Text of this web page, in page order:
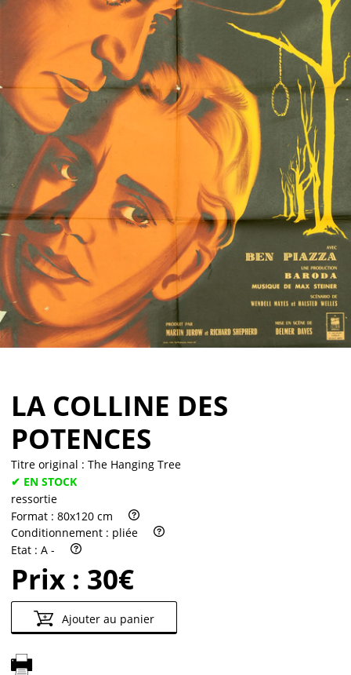
LA COLLINE DES
POTENCES
Titre original : The Hanging Tree
✔ EN STOCK
ressortie
Format : 80x120 cm
Conditionnement : pliée
Etat : A -
Prix : 30€
Ajouter au panier